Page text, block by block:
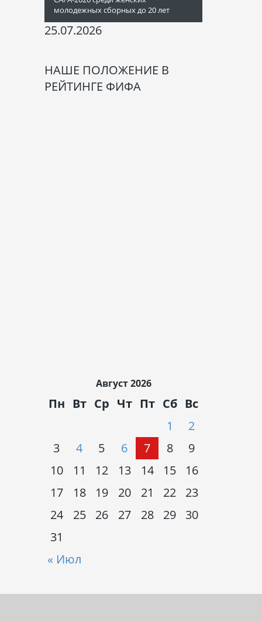
молодежных сборных до 20 лет
25.07.2026
НАШЕ ПОЛОЖЕНИЕ В
РЕЙТИНГЕ ФИФА
Август 2026
Пн Вт Ср Чт Пт Сб Вс
« Июл
1
2
3
4 5 6 7 8
9
10
11 12 13 14 15
16
17
18 19 20 21 22
23
24
25 26 27 28 29
30
31